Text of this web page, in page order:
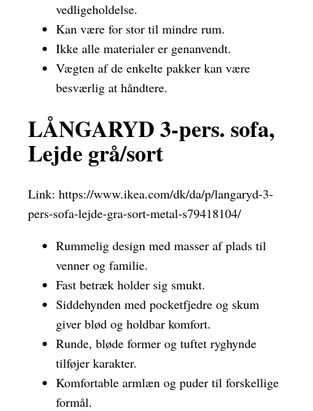
vedligeholdelse.
Kan være for stor til mindre rum.
Ikke alle materialer er genanvendt.
Vægten af de enkelte pakker kan være
besværlig at håndtere.
LÅNGARYD 3-pers. sofa,
Lejde grå/sort
Link: https://www.ikea.com/dk/da/p/langaryd-3-
pers-sofa-lejde-gra-sort-metal-s79418104/
Rummelig design med masser af plads til
venner og familie.
Fast betræk holder sig smukt.
Siddehynden med pocketfjedre og skum
giver blød og holdbar komfort.
Runde, bløde former og tuftet ryghynde
tilføjer karakter.
Komfortable armlæn og puder til forskellige
formål.